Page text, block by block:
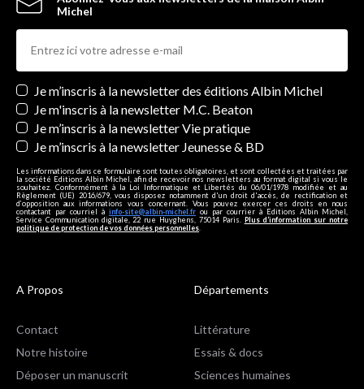
Michel
Newsletters
Je m’inscris à la newsletter des éditions Albin Michel
Je m'inscris à la newsletter M.C. Beaton
Je m’inscris à la newsletter Vie pratique
Je m’inscris à la newsletter Jeunesse & BD
Les informations dans ce formulaire sont toutes obligatoires, et sont collectées et traitées par
la société Editions Albin Michel, afin de recevoir nos newsletters au format digital si vous le
souhaitez. Conformément à la Loi Informatique et Libertés du 06/01/1978 modifiée et au
Règlement (UE) 2016/679, vous disposez notamment d'un droit d'accès, de rectification et
d’opposition aux informations vous concernant. Vous pouvez exercer ces droits en nous
contactant par courriel à info-site@albin-michel.fr ou par courrier à Editions Albin Michel,
Service Communication digitale, 22 rue Huyghens, 75014 Paris. Plus d’information sur notre
politique de protection de vos données personnelles
A Propos
Contact
Notre histoire
Déposer un manuscrit
Départements
Littérature
Essais & docs
Sciences humaines